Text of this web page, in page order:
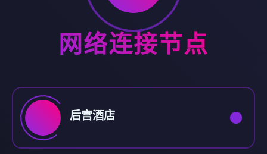
网络连接节点
后宫酒店